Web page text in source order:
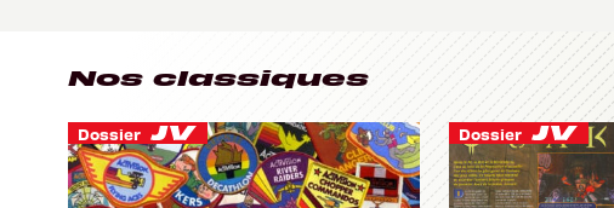
Nos classiques
Dossier Dossier